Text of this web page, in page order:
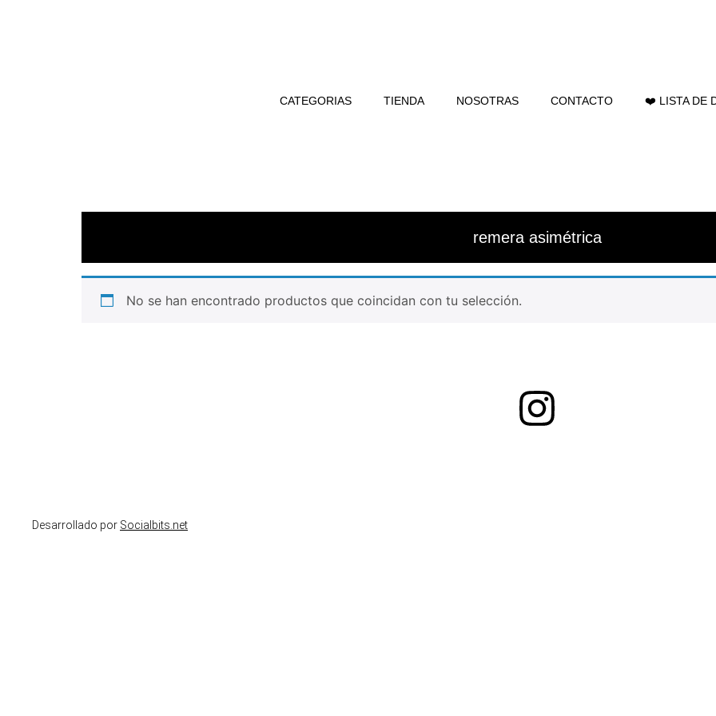
CATEGORIAS TIENDA NOSOTRAS CONTACTO ❤️ LISTA DE
remera asimétrica
No se han encontrado productos que coincidan con tu selección.
Desarrollado por Socialbits.net